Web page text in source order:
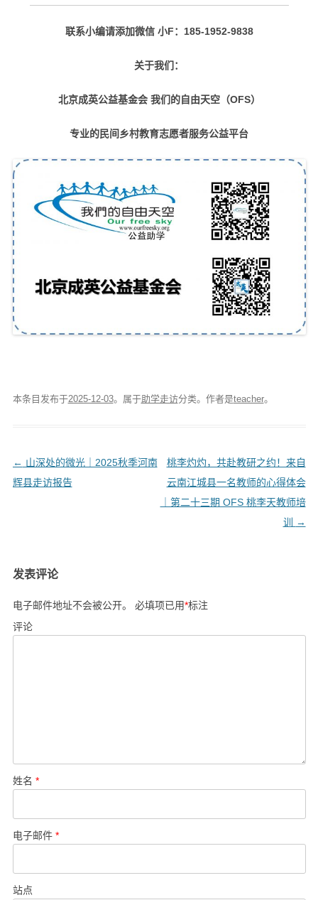
联系小编请添加微信 小F：185-1952-9838
关于我们：
北京成英公益基金会 我们的自由天空（OFS）
专业的民间乡村教育志愿者服务公益平台
本条目发布于2025-12-03。属于助学走访分类。 作者是teacher。
文
章
← 山深处的微光｜2025秋季河南
辉县走访报告
桃李灼灼，共赴教研之约！来自
云南江城县一名教师的心得体会
｜第二十三期 OFS 桃李天教师培
训
→
发表评论
电子邮件地址不会被公开。 必填项已用*标注
评论
姓名 *
电子邮件 *
站点